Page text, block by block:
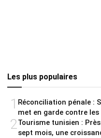
Les plus populaires
1 Réconciliation pénale :
met en garde contre
2Tourisme tunisien :
sept mois, une